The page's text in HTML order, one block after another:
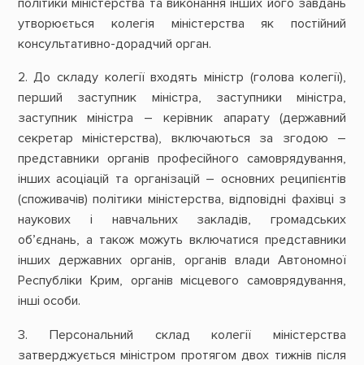
політики міністерства та виконання інших його завдань
утворюється колегія міністерства як постійний
консультативно-дорадчий орган.
2. До складу колегії входять міністр (голова колегії),
перший заступник міністра, заступники міністра,
заступник міністра – керівник апарату (державний
секретар міністерства), включаються за згодою –
представники органів професійного самоврядування,
інших асоціацій та організацій – основних реципієнтів
(споживачів) політики міністерства, відповідні фахівці з
наукових і навчальних закладів, громадських
об’єднань, а також можуть включатися представники
інших державних органів, органів влади Автономної
Республіки Крим, органів місцевого самоврядування,
інші особи.
3. Персональний склад колегії міністерства
затверджується міністром протягом двох тижнів після